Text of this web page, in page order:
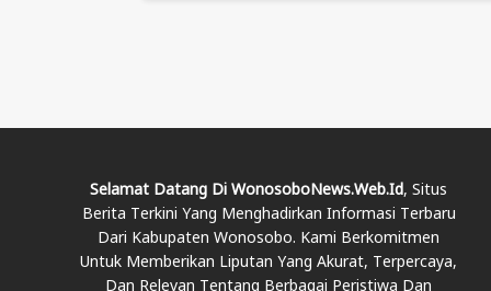
Selamat Datang Di WonosoboNews.web.id, Situs
Berita Terkini Yang Menghadirkan Informasi Terbaru
Dari Kabupaten Wonosobo. Kami Berkomitmen
Untuk Memberikan Liputan Yang Akurat, Terpercaya,
Dan Relevan Tentang Berbagai Peristiwa Dan